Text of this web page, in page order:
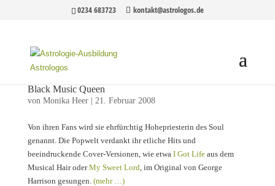
0234 683723 kontakt@astrologos.de
Black Music Queen
von Monika Heer| 21. Februar 2008
Von ihren Fans wird sie ehrfürchtig Hohepriesterin des Soul
genannt. Die Popwelt verdankt ihr etliche Hits und
beeindruckende Cover-Versionen, wie etwa I Got Lifeaus dem
Musical Hair oderMy Sweet Lord, im Original von George
Harrison gesungen. (mehr …)